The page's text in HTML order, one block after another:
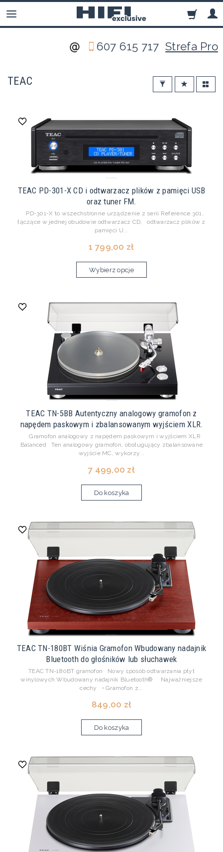
607 615 717Strefa Pro
TEAC
TEAC PD-301-X CD i odtwarzacz plików z pamięci USB
oraz tuner FM.
PD-301-X to wszechstronne urządzenie z serii Reference 301,
łączące w jednej obudowie odtwarzacz CD, odtwarzacz plików z
pamięci U...
1 799,00 zł
Wybierz opcje
TEAC TN-5BB Autentyczny analogowy gramofon z
napędem paskowym i zbalansowanym wyjściem XLR.
Gramofon analogowy z napędem paskowym i wyjściem XLR
Balanced Ten analogowy gramofon, obsługujący zbalansowane
wyjście MC, wykorzy...
7 499,00 zł
Do koszyka
TEAC TN-180BT Wiśnia Gramofon Wbudowany nadajnik
Bluetooth do głośników lub słuchawek
TEAC TN-180BT gramofon Nowy sposób odtwarzania płyt
winylowych Wbudowany nadajnik Bluetooth® Najważniejsze
cechy • Gramofon z...
849,00 zł
Do koszyka